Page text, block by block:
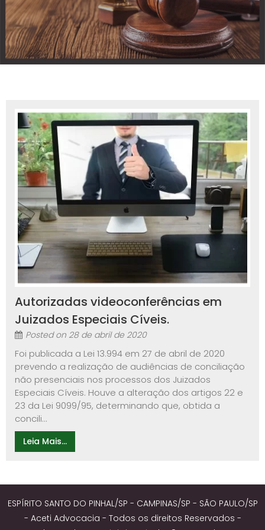
Autorizadas videoconferências em
Juizados Especiais Cíveis.
Posted on 28 de abril de 2020
Foi publicada a Lei 13.994 em 27 de abril de 2020
prevendo a realização de audiências de conciliação
não presenciais nos processos dos Juizados
Especiais Cíveis. Houve a alteração dos artigos 22 e
23 da Lei 9099/95, determinando que, obtida a
concili...
Leia Mais...
ESPÍRITO SANTO DO PINHAL/SP - CAMPINAS/SP - SÃO PAULO/SP
- Aceti Advocacia - Todos os direitos Reservados -